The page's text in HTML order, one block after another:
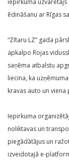
iepirkuma
ēdināšanu ar Rīgas
“Zītaru LZ” gada
apkalpo Rojas
saņēma atbalstu
liecina, ka
kravas auto un viena
Iepirkuma
noliktavas un
piegādātājus un
izveidotajā e-